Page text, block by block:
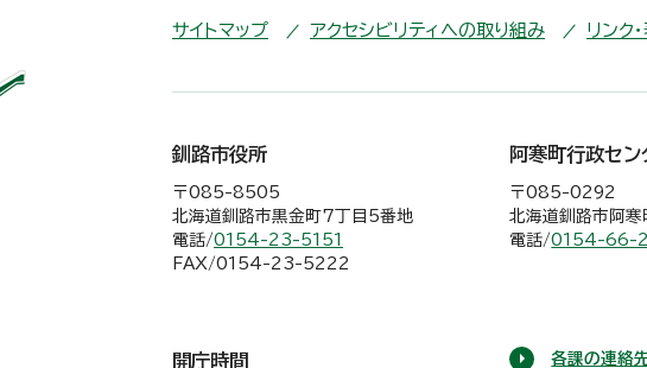
サイトマップ アクセシビリティへの取り組み リンク
釧路市役所
〒085-8505
北海道釧路市黒金町7丁目5番地
電話/0154-23-5151
FAX/0154-23-5222
阿寒町行政セン
〒085-0292
北海道釧路市阿
電話/0154-66-
開庁時間 各課の連絡